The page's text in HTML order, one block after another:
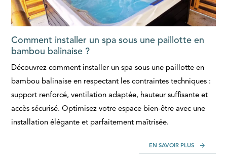
Comment installer un spa sous une paillotte en
bambou balinaise ?
Découvrez comment installer un spa sous une paillotte en
bambou balinaise en respectant les contraintes techniques :
support renforcé, ventilation adaptée, hauteur suffisante et
accès sécurisé. Optimisez votre espace bien-être avec une
installation élégante et parfaitement maîtrisée.
EN SAVOIR PLUS